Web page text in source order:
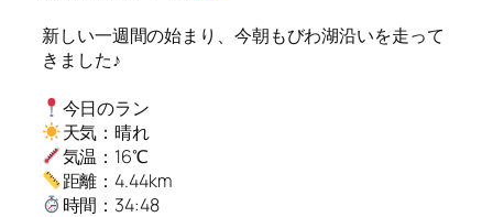
新しい一週間の始まり、今朝もびわ湖沿いを走って
きました♪
今日のラン
天気：晴れ
気温：16℃
距離：4.44km
時間：34:48